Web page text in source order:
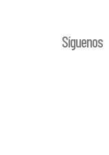
Síguenos